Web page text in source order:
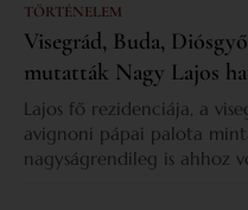
TÖRTÉNELEM
Visegrád, Buda,
mutatták Nagy Lajos
Lajos fő rezidenciája, a
avignoni pápai palota
nagyságrendileg is ahhoz